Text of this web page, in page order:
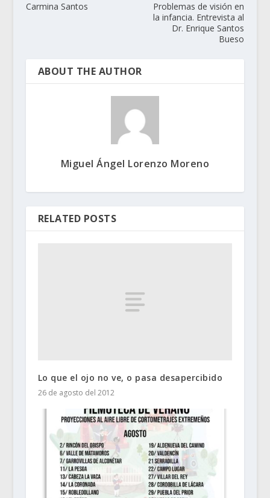
Carmina Santos
Problemas de visión en
la infancia. Entrevista al
Dr. Enrique Santos
Bueso
ABOUT THE AUTHOR
Miguel Ángel Lorenzo Moreno
RELATED POSTS
Lo que el ojo no ve, o pasa desapercibido
26 de agosto del 2012